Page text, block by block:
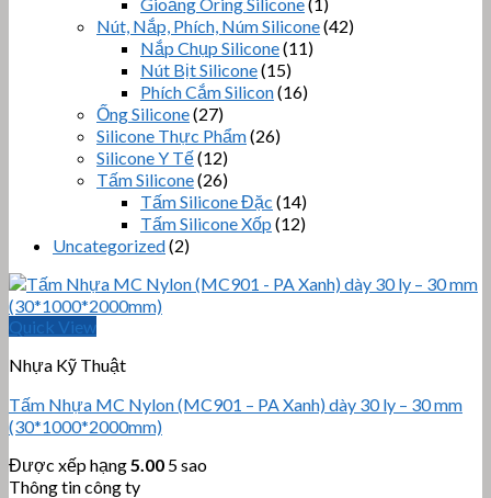
Nút, Nắp, Phích, Núm Silicone(42)
Nắp Chụp Silicone(11)
Nút Bịt Silicone(15)
Phích Cắm Silicon(16)
Ống Silicone(27)
Silicone Thực Phẩm(26)
Silicone Y Tế(12)
Tấm Silicone(26)
Tấm Silicone Đặc (14)
Tấm Silicone Xốp (12)
Uncategorized(2)
Quick View
Nhựa Kỹ Thuật
Tấm Nhựa MC Nylon (MC901 – PA Xanh) dày 30 ly – 30 mm
(30*1000*2000mm)
Được xếp hạng5.00 5 sao
Thông tin công ty